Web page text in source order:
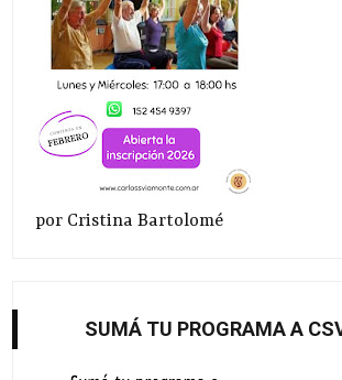
por Cristina Bartolomé
SUMÁ TU PROGRAMA A